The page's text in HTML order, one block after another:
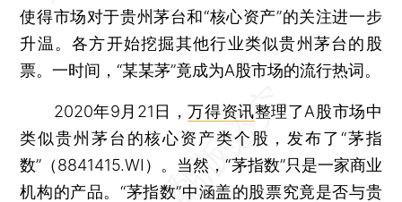
使得市场对于贵州茅台和“核心资产”的关注进一步
升温。各方开始挖掘其他行业类似贵州茅台的股
票。一时间，“某某茅”竟成为A股市场的流行热词。
2020年9月21日，万得资讯整理了A股市场中
类似贵州茅台的核心资产类个股，发布了“茅指
数”（8841415.WI）。当然，“茅指数”只是一家商业
机构的产品。“茅指数”中涵盖的股票究竟是否与贵